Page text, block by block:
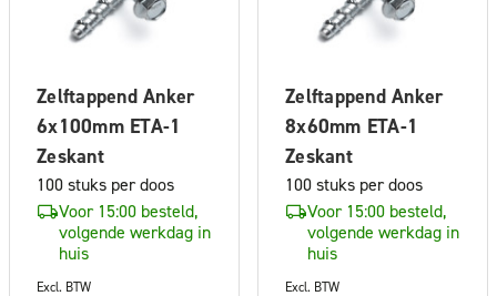
Zelftappend Anker
6x100mm ETA-1
Zeskant
100 stuks per doos
Voor 15:00 besteld,
volgende werkdag in
huis
Excl. BTW
Zelftappend Anker
8x60mm ETA-1
Zeskant
100 stuks per doos
Voor 15:00 besteld,
volgende werkdag in
huis
Excl. BTW